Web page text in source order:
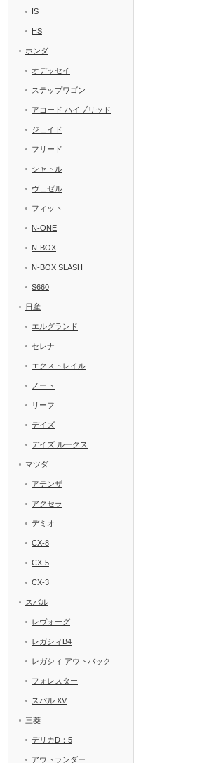
IS
HS
ホンダ
オデッセイ
ステップワゴン
アコード ハイブリッド
ジェイド
フリード
シャトル
ヴェゼル
フィット
N-ONE
N-BOX
N-BOX SLASH
S660
日産
エルグランド
セレナ
エクストレイル
ノート
リーフ
デイズ
デイズ ルークス
マツダ
アテンザ
アクセラ
デミオ
CX-8
CX-5
CX-3
スバル
レヴォーグ
レガシィB4
レガシィ アウトバック
フォレスター
スバル XV
三菱
デリカD：5
アウトランダー